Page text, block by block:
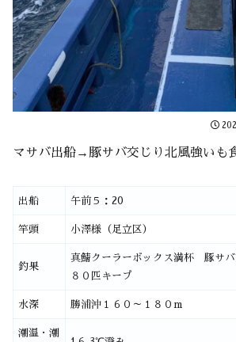
マサバ出船→豚サバ交じり北風強い
出船 午前５：20
竿頭 小澤様（足立区）
釣果
真鯖クーラーボックス満杯 豚サバ
８０匹キープ
水深 勝浦沖１６０～１８０m
潮温・潮